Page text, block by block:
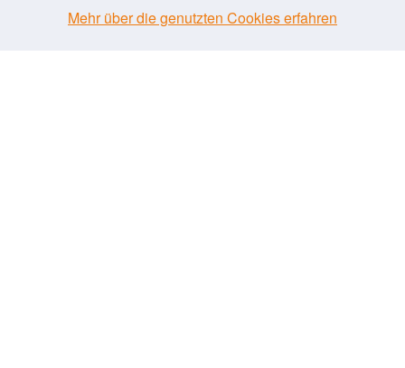
Der Kurs steht derzeit auf Deutsch und Englisch
Mehr über die genutzten Cookies erfahren